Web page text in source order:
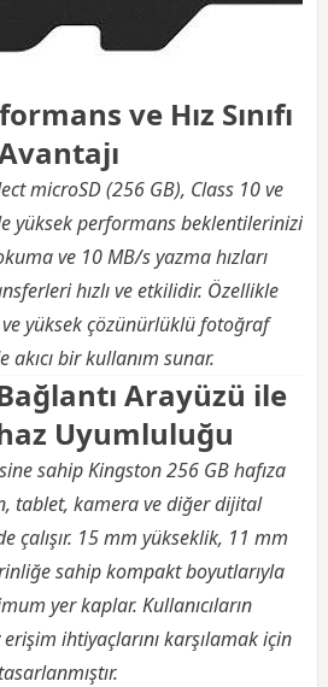
ve Hız Sınıfı
microSD (256 GB), Class 10 ve
ile yüksek performans beklentilerinizi
ve 10 MB/s yazma hızları
hızlı ve etkilidir. Özellikle
ve yüksek çözünürlüklü fotoğraf
akıcı bir kullanım sunar.
Arayüzü ile
Uyumluluğu
sahip Kingston 256 GB hafıza
, tablet, kamera ve diğer dijital
çalışır. 15 mm yükseklik, 11 mm
sahip kompakt boyutlarıyla
yer kaplar. Kullanıcıların
ihtiyaçlarını karşılamak için
tasarlanmıştır.